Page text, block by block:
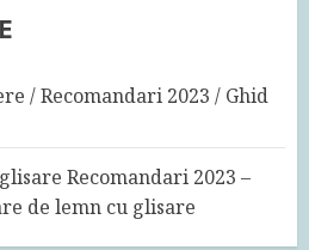
/ Recomandari 2023 / Ghid
Recomandari 2023 –
de lemn cu glisare